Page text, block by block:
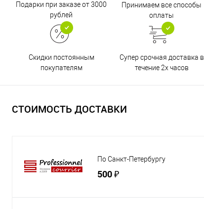
Подарки при заказе от 3000
рублей
Принимаем все способы
оплаты
Скидки постоянным
покупателям
Супер срочная доставка в
течение 2х часов
СТОИМОСТЬ ДОСТАВКИ
По Санкт-Петербургу
500 ₽